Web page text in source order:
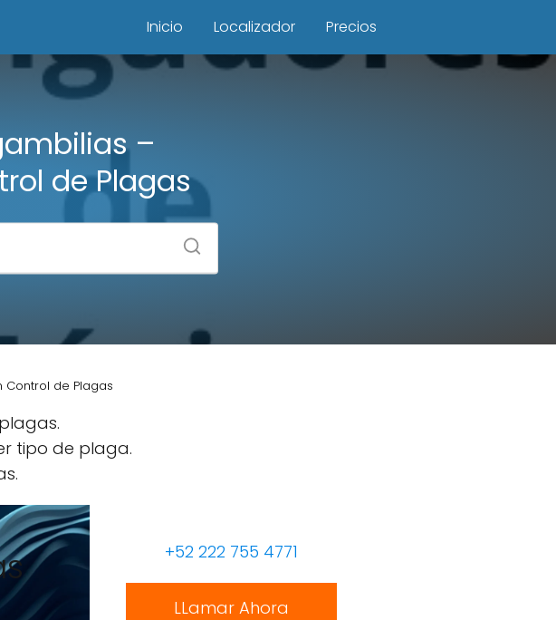
Inicio Localizador Precios
–
de Plagas
Control de Plagas
tipo de plaga.
+52 222 755 4771
LLamar Ahora